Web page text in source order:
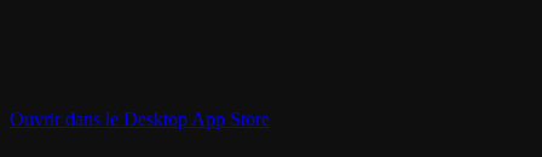
Ouvrir dans le Desktop App Store